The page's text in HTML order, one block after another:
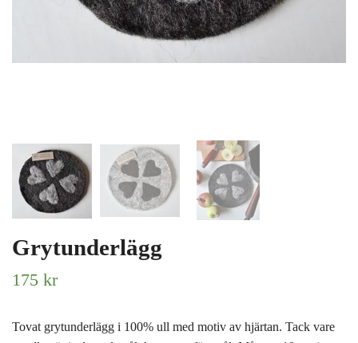
Grytunderlägg
175 kr
Tovat grytunderlägg i 100% ull med motiv av hjärtan. Tack vare